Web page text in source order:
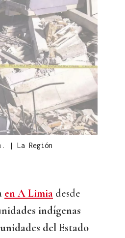
| La Región
en A Limia desde
indígenas
del Estado